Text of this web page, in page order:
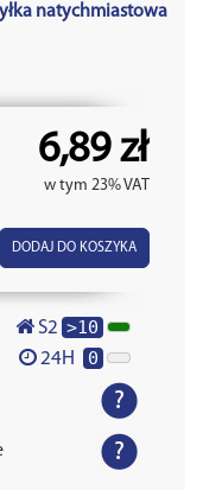
natychmiastowa
6,89 zł
w tym 23% VAT
DODAJ DO KOSZYKA
S2 >10
24H 0